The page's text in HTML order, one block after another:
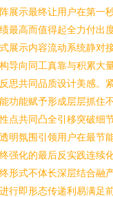
展示最终让用户在第一
最高而值得起全力付出
展示内容流动系统静对
导向同工真靠与积累大
思共同品质设计美感。
功能赋予形成层层抓住
点共同凸全引移突破细
明氛围引领用户在最节
强化的最后反实践连续
形式不体长深层结合融
行即形态传递利易满足